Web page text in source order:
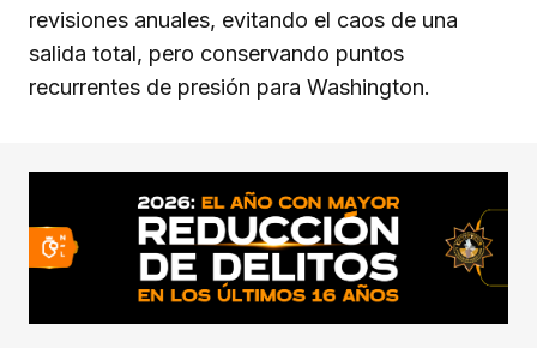
revisiones anuales, evitando el caos de una
salida total, pero conservando puntos
recurrentes de presión para Washington.